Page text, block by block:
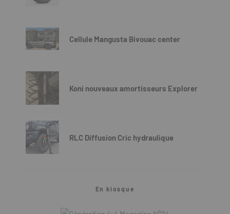
Cellule Mangusta Bivouac center
Koni nouveaux amortisseurs Explorer
RLC Diffusion Cric hydraulique
En kiosque